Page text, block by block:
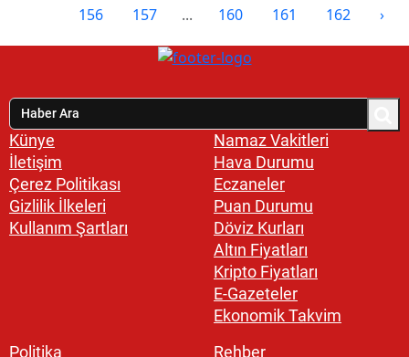
156 157 ... 160 161 162 ›
Künye
İletişim
Çerez Politikası
Gizlilik İlkeleri
Kullanım Şartları
Namaz Vakitleri
Hava Durumu
Eczaneler
Puan Durumu
Döviz Kurları
Altın Fiyatları
Kripto Fiyatları
E-Gazeteler
Ekonomik Takvim
Politika
Rehber